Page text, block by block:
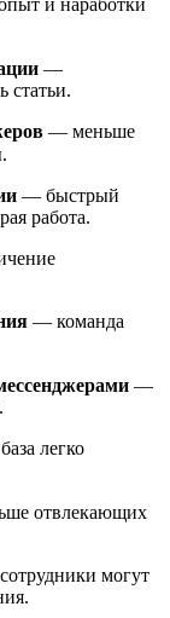
и наработки
—
статьи.
— меньше
— быстрый
работа.
— команда
—
легко
отвлекающих
могут